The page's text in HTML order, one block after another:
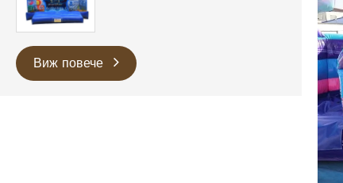
Виж повече